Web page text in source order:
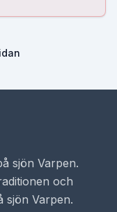
sjön Varpen.
och
sjön Varpen.